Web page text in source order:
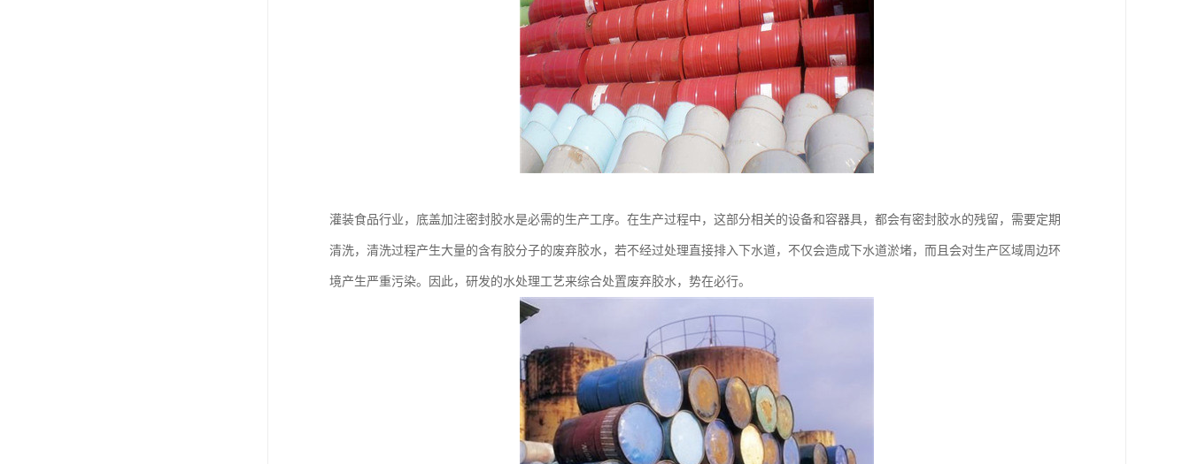
灌装食品行业，底盖加注密封胶水是必需的生产工序。在生产过程中，这部分相关的设备和容器具，都会有密封胶水的残留，需要定期
清洗，清洗过程产生大量的含有胶分子的废弃胶水，若不经过处理直接排入下水道，不仅会造成下水道淤堵，而且会对生产区域周边环
境产生严重污染。因此，研发的水处理工艺来综合处置废弃胶水，势在必行。